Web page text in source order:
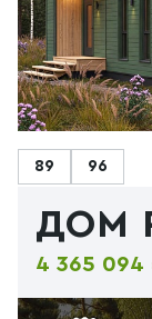
89 96
ДОМ
4 365 094